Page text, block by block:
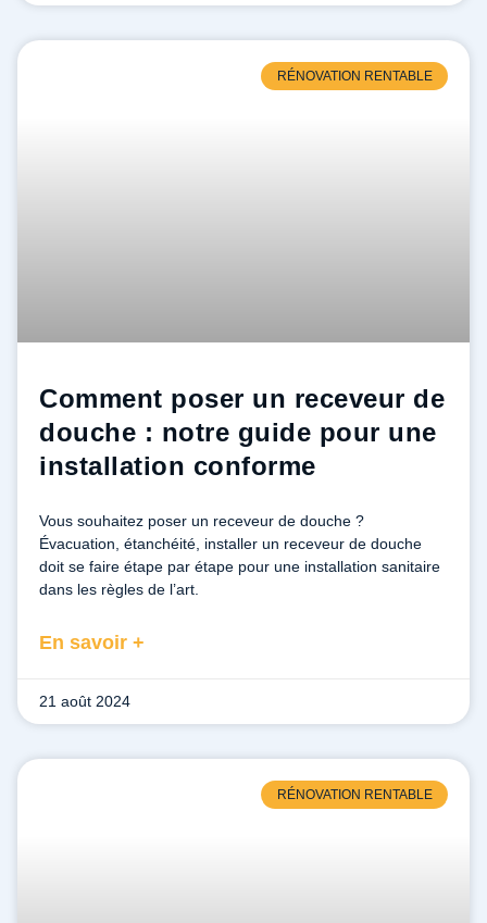
RÉNOVATION RENTABLE
Comment poser un receveur de
douche : notre guide pour une
installation conforme
Vous souhaitez poser un receveur de douche ?
Évacuation, étanchéité, installer un receveur de douche
doit se faire étape par étape pour une installation sanitaire
dans les règles de l’art.
En savoir +
21 août 2024
RÉNOVATION RENTABLE